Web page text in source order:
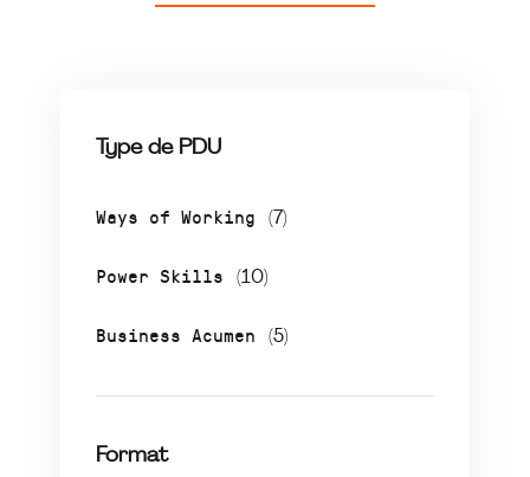
Type de PDU
Ways of Working (7)
Power Skills (10)
Business Acumen (5)
Format